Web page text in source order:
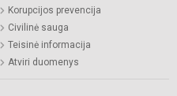
Korupcijos prevencija
Civilinė sauga
Teisinė informacija
Atviri duomenys